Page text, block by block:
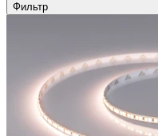
Фильтр